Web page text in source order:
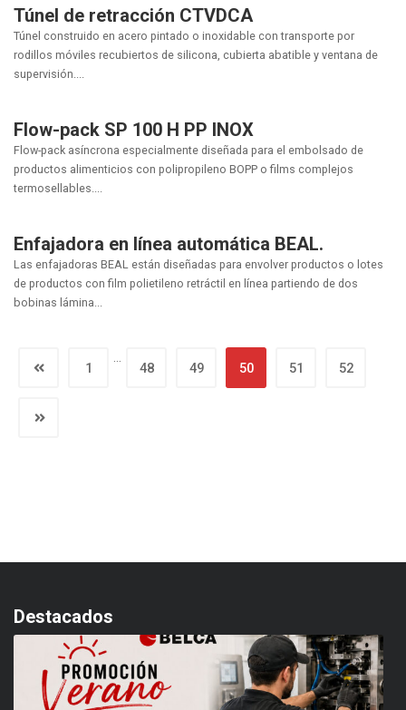
Túnel de retracción CTVDCA
Túnel construido en acero pintado o inoxidable con transporte por
rodillos móviles recubiertos de silicona, cubierta abatible y ventana de
supervisión....
Flow-pack SP 100 H PP INOX
Flow-pack asíncrona especialmente diseñada para el embolsado de
productos alimenticios con polipropileno BOPP o films complejos
termosellables....
Enfajadora en línea automática BEAL.
Las enfajadoras BEAL están diseñadas para envolver productos o lotes
de productos con film polietileno retráctil en línea partiendo de dos
bobinas lámina...
1 48 49 50 51 52
Destacados